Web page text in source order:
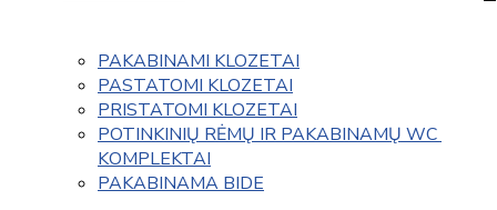
PAKABINAMI KLOZETAI
PASTATOMI KLOZETAI
PRISTATOMI KLOZETAI
POTINKINIŲ RĖMŲ IR PAKABINAMŲ WC
KOMPLEKTAI
PAKABINAMA BIDE